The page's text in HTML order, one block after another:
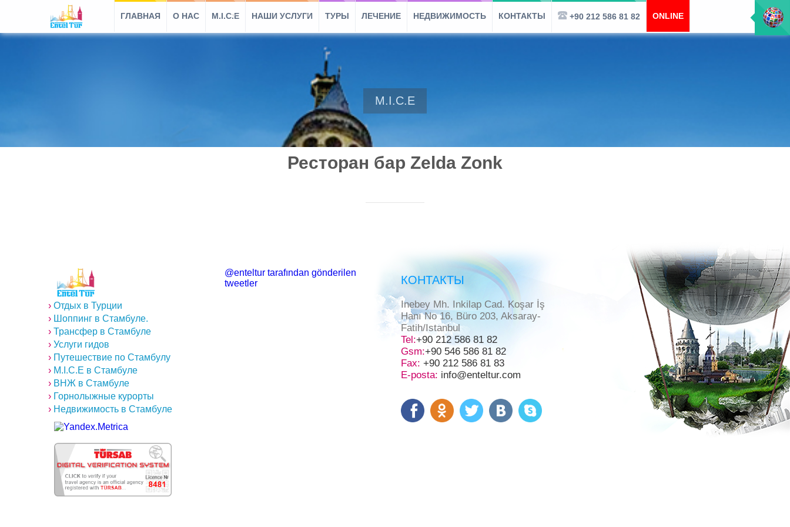
ГЛАВНАЯ O HAC M.I.C.E НАШИ УСЛУГИ ТУРЫ ЛЕЧЕНИЕ НЕДВИЖИМОСТЬ КОНТАКТЫ +90 212 586 81 82 ONLINE
M.I.C.E
Ресторан бар Zelda Zonk
› Отдых в Турции
› Шоппинг в Стамбуле.
› Трансфер в Стамбуле
› Услуги гидов
› Путешествие по Стамбулу
› M.I.C.E в Стамбуле
› ВНЖ в Стамбуле
› Горнолыжные курорты
› Недвижимость в Стамбуле
@enteltur tarafından gönderilen
tweetler
КОНТАКТЫ
Inebey Mh. Inkilap Cad. Koşar İş
Hanı No 16, Büro 203, Aksaray-
Fatih/Istanbul
Tel:+90 212 586 81 82
Gsm:+90 546 586 81 82
Fax: +90 212 586 81 83
E-posta: info@enteltur.com